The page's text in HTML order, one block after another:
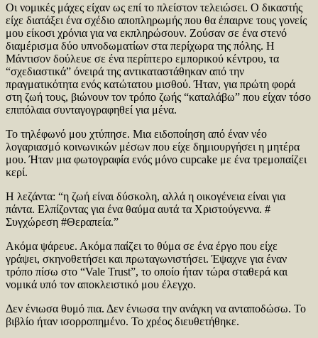
Οι νομικές μάχες είχαν ως επί το πλείστον τελειώσει. Ο δικαστής
είχε διατάξει ένα σχέδιο αποπληρωμής που θα έπαιρνε τους γονείς
μου είκοσι χρόνια για να εκπληρώσουν. Ζούσαν σε ένα στενό
διαμέρισμα δύο υπνοδωματίων στα περίχωρα της πόλης. Η
Μάντισον δούλευε σε ένα περίπτερο εμπορικού κέντρου, τα
“σχεδιαστικά” όνειρά της αντικαταστάθηκαν από την
πραγματικότητα ενός κατώτατου μισθού. Ήταν, για πρώτη φορά
στη ζωή τους, βιώνουν τον τρόπο ζωής “καταλάβω” που είχαν τόσο
επιπόλαια συνταγογραφηθεί για μένα.
Το τηλέφωνό μου χτύπησε. Μια ειδοποίηση από έναν νέο
λογαριασμό κοινωνικών μέσων που είχε δημιουργήσει η μητέρα
μου. Ήταν μια φωτογραφία ενός μόνο cupcake με ένα τρεμοπαίζει
κερί.
Η λεζάντα: “η ζωή είναι δύσκολη, αλλά η οικογένεια είναι για
πάντα. Ελπίζοντας για ένα θαύμα αυτά τα Χριστούγεννα. #
Συγχώρεση #Θεραπεία.”
Ακόμα ψάρευε. Ακόμα παίζει το θύμα σε ένα έργο που είχε
γράψει, σκηνοθετήσει και πρωταγωνιστήσει. Έψαχνε για έναν
τρόπο πίσω στο “Vale Trust”, το οποίο ήταν τώρα σταθερά και
νομικά υπό τον αποκλειστικό μου έλεγχο.
Δεν ένιωσα θυμό πια. Δεν ένιωσα την ανάγκη να ανταποδώσω. Το
βιβλίο ήταν ισορροπημένο. Το χρέος διευθετήθηκε.